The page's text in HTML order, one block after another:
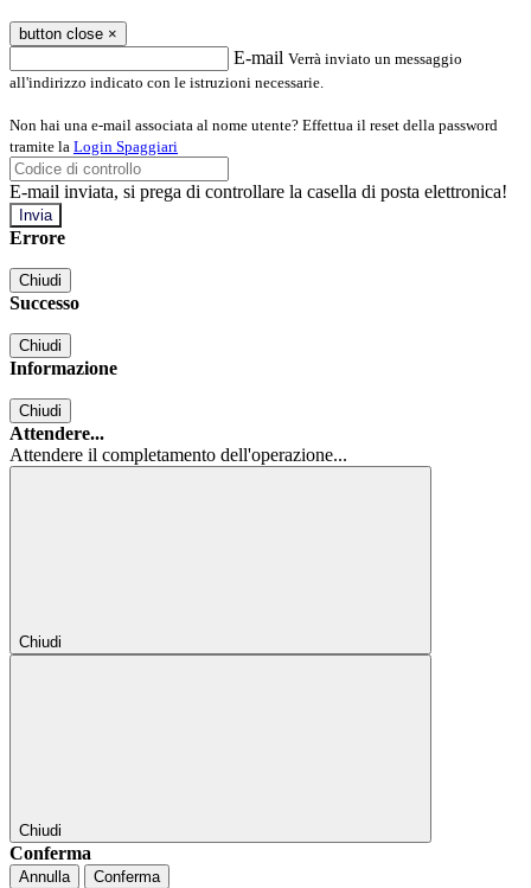
button close ×
E-mail Verrà inviato un messaggio
all'indirizzo indicato con le istruzioni necessarie.
Non hai una e-mail associata al nome utente? Effettua il reset della password
tramite la Login Spaggiari
E-mail inviata, si prega di controllare la casella di posta elettronica!
Errore
Chiudi
Successo
Chiudi
Informazione
Chiudi
Attendere...
Attendere il completamento dell'operazione...
Chiudi
Chiudi
Conferma
Annulla Conferma